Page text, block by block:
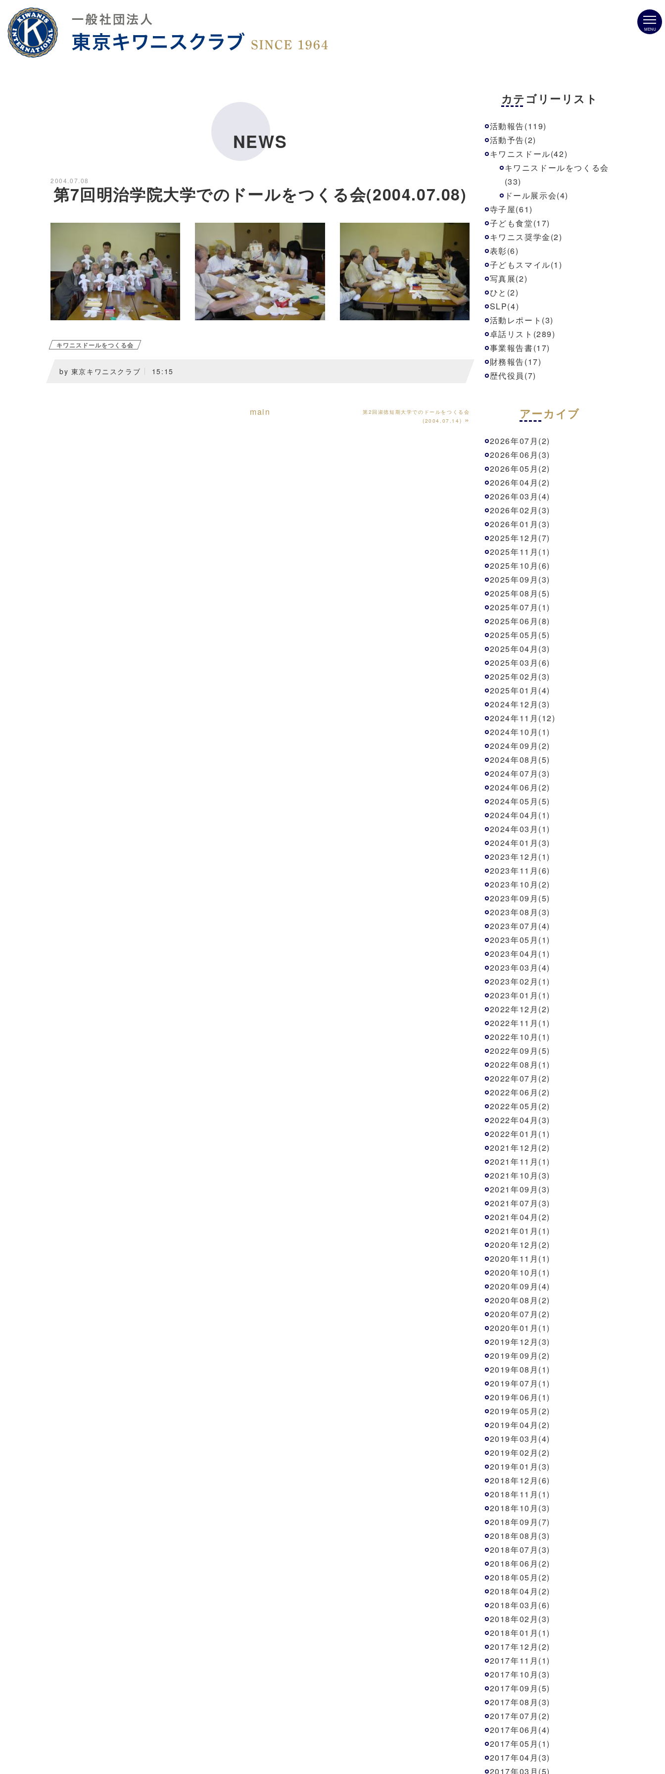
MENU
NEWS
2004.07.08
第7回明治学院大学でのドールをつくる会(2004.07.08)
キワニスドールをつくる会
by 東京キワニスクラブ 15:15
main
第2回淑徳短期大学でのドールをつくる会
(2004.07.14) »
カテゴリーリスト
活動報告(119)
活動予告(2)
キワニスドール(42)
キワニスドールをつくる会
(33)
ドール展示会(4)
寺子屋(61)
子ども食堂(17)
キワニス奨学金(2)
表彰(6)
子どもスマイル(1)
写真展(2)
ひと(2)
SLP(4)
活動レポート(3)
卓話リスト(289)
事業報告書(17)
財務報告(17)
歴代役員(7)
アーカイブ
2026年07月(2)
2026年06月(3)
2026年05月(2)
2026年04月(2)
2026年03月(4)
2026年02月(3)
2026年01月(3)
2025年12月(7)
2025年11月(1)
2025年10月(6)
2025年09月(3)
2025年08月(5)
2025年07月(1)
2025年06月(8)
2025年05月(5)
2025年04月(3)
2025年03月(6)
2025年02月(3)
2025年01月(4)
2024年12月(3)
2024年11月(12)
2024年10月(1)
2024年09月(2)
2024年08月(5)
2024年07月(3)
2024年06月(2)
2024年05月(5)
2024年04月(1)
2024年03月(1)
2024年01月(3)
2023年12月(1)
2023年11月(6)
2023年10月(2)
2023年09月(5)
2023年08月(3)
2023年07月(4)
2023年05月(1)
2023年04月(1)
2023年03月(4)
2023年02月(1)
2023年01月(1)
2022年12月(2)
2022年11月(1)
2022年10月(1)
2022年09月(5)
2022年08月(1)
2022年07月(2)
2022年06月(2)
2022年05月(2)
2022年04月(3)
2022年01月(1)
2021年12月(2)
2021年11月(1)
2021年10月(3)
2021年09月(3)
2021年07月(3)
2021年04月(2)
2021年01月(1)
2020年12月(2)
2020年11月(1)
2020年10月(1)
2020年09月(4)
2020年08月(2)
2020年07月(2)
2020年01月(1)
2019年12月(3)
2019年09月(2)
2019年08月(1)
2019年07月(1)
2019年06月(1)
2019年05月(2)
2019年04月(2)
2019年03月(4)
2019年02月(2)
2019年01月(3)
2018年12月(6)
2018年11月(1)
2018年10月(3)
2018年09月(7)
2018年08月(3)
2018年07月(3)
2018年06月(2)
2018年05月(2)
2018年04月(2)
2018年03月(6)
2018年02月(3)
2018年01月(1)
2017年12月(2)
2017年11月(1)
2017年10月(3)
2017年09月(5)
2017年08月(3)
2017年07月(2)
2017年06月(4)
2017年05月(1)
2017年04月(3)
2017年03月(5)